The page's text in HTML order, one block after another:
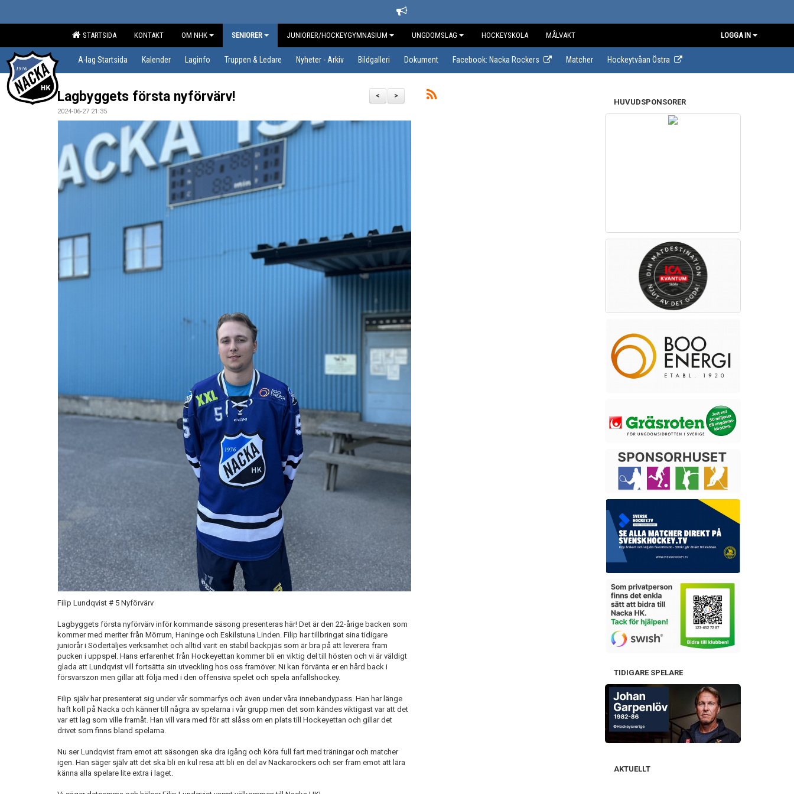
STARTSIDA KONTAKT OM NHK SENIORER JUNIORER/HOCKEYGYMNASIUM UNGDOMSLAG HOCKEYSKOLA MÅLVAKT LOGGA IN
A-lag Startsida Kalender Laginfo Truppen & Ledare Nyheter - Arkiv Bildgalleri Dokument Facebook: Nacka Rockers Matcher Hockeytvåan Östra
>
<
Lagbyggets första nyförvärv!
2024-06-27 21:35
Filip Lundqvist # 5 Nyförvärv
Lagbyggets första nyförvärv inför kommande säsong presenteras här! Det är den 22-årige backen som
kommer med meriter från Mörrum, Haninge och Eskilstuna Linden. Filip har tillbringat sina tidigare
juniorår i Södertäljes verksamhet och alltid varit en stabil backpjäs som är bra på att leverera fram
pucken i uppspel. Hans erfarenhet från Hockeyettan kommer bli en viktig del till hösten och vi är väldigt
glada att Lundqvist vill fortsätta sin utveckling hos oss framöver. Ni kan förvänta er en hård back i
försvarszon men gillar att följa med i den offensiva spelet och spela anfallshockey.
Filip själv har presenterat sig under vår sommarfys och även under våra innebandypass. Han har länge
haft koll på Nacka och känner till några av spelarna i vår grupp men det som kändes viktigast var att det
var ett lag som ville framåt. Han vill vara med för att slåss om en plats till Hockeyettan och gillar det
drivet som finns bland spelarna.
Nu ser Lundqvist fram emot att säsongen ska dra igång och köra full fart med träningar och matcher
igen. Han säger själv att det ska bli en kul resa att bli en del av Nackarockers och ser fram emot att lära
känna alla spelare lite extra i laget.
HUVUDSPONSORER
TIDIGARE SPELARE
AKTUELLT